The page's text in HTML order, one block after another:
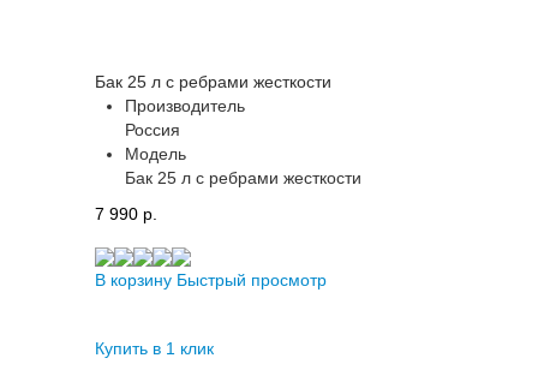
Бак 25 л с ребрами жесткости
Производитель
Россия
Модель
Бак 25 л с ребрами жесткости
7 990 p.
В корзину Быстрый просмотр
Купить в 1 клик